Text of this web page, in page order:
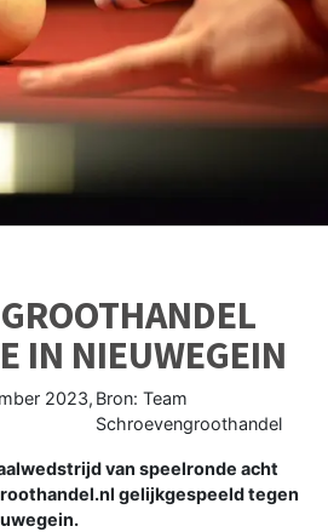
IN NIEUWEGEIN
2023, Bron: Team
Schroevengroothandel
van speelronde acht
gelijkgespeeld tegen